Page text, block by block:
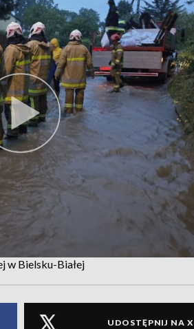
w Bielsku-Białej
UDOSTĘPNIJ NA X